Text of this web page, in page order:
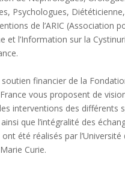
Psychologues,
de l’ARIC (Association
et l’Information sur la
financier de la
France vous proposent de
interventions des différents
que l’intégralité des
été réalisés par l’Université
Curie.